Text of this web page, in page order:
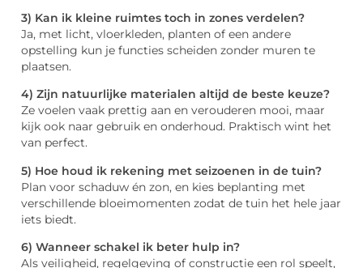
3) Kan ik kleine ruimtes toch in zones verdelen?
Ja, met licht, vloerkleden, planten of een andere
opstelling kun je functies scheiden zonder muren te
plaatsen.
4) Zijn natuurlijke materialen altijd de beste keuze?
Ze voelen vaak prettig aan en verouderen mooi, maar
kijk ook naar gebruik en onderhoud. Praktisch wint het
van perfect.
5) Hoe houd ik rekening met seizoenen in de tuin?
Plan voor schaduw én zon, en kies beplanting met
verschillende bloeimomenten zodat de tuin het hele jaar
iets biedt.
6) Wanneer schakel ik beter hulp in?
Als veiligheid, regelgeving of constructie een rol speelt,